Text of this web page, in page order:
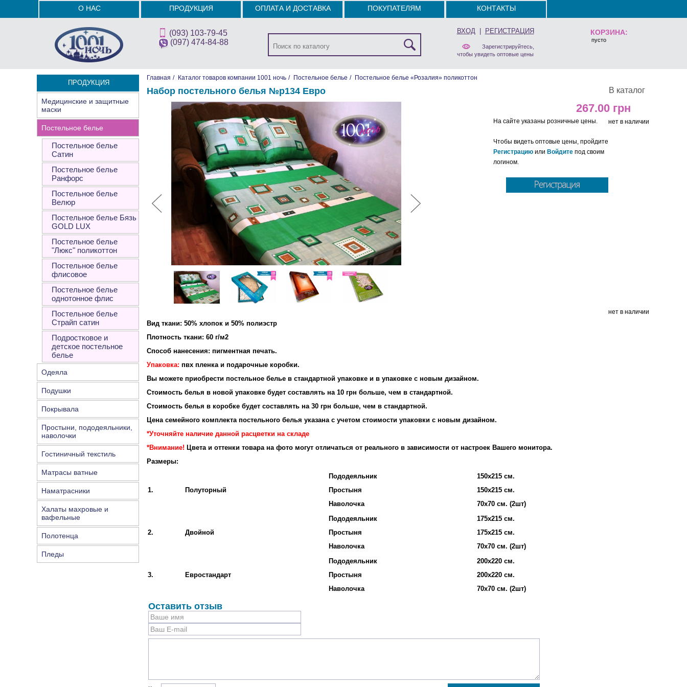
КОРЗИНА:
пусто
О НАС ПРОДУКЦИЯ ОПЛАТА И ДОСТАВКА ПОКУПАТЕЛЯМ КОНТАКТЫ
(093) 103-79-45
(097) 474-84-88
ВХОД| РЕГИСТРАЦИЯ
Зарегистрируйтесь,
чтобы увидеть оптовые цены
ПРОДУКЦИЯ
Медицинские и защитные
маски
Постельное белье
Постельное белье
Сатин
Постельное белье
Ранфорс
Постельное белье
Велюр
Постельное белье Бязь
GOLD LUX
Постельное белье
"Люкс" поликоттон
Постельное белье
флисовое
Постельное белье
однотонное флис
Постельное белье
Страйп сатин
Подростковое и
детское постельное
белье
Одеяла
Подушки
Покрывала
Простыни, пододеяльники,
наволочки
Гостиничный текстиль
Матрасы ватные
Наматрасники
Халаты махровые и
вафельные
Полотенца
Пледы
Главная / Каталог товаров компании 1001 ночь / Постельное белье / Постельное белье «Розалия» поликоттон
В каталог
Набор постельного белья №р134 Евро
267.00
нет в наличии
На сайте указаны розничные цены.
Чтобы видеть оптовые цены, пройдите
Регистрацию или Войдите под своим
логином.
нет в наличии
Вид ткани: 50% хлопок и 50% полиэстр
Плотность ткани: 60 г/м2
Способ нанесения: пигментная печать.
Упаковка: пвх пленка и подарочные коробки.
Вы можете приобрести постельное белье в стандартной упаковке и в упаковке с новым дизайном.
Стоимость белья в новой упаковке будет составлять на 10 грн больше, чем в стандартной.
Стоимость белья в коробке будет составлять на 30 грн больше, чем в стандартной.
Цена семейного комплекта постельного белья указана с учетом стоимости упаковки с новым дизайном.
*Уточняйте наличие данной расцветки на складе
*Внимание! Цвета и оттенки товара на фото могут отличаться от реального в зависимости от настроек Вашего монитора.
Размеры:
1. Полуторный
Пододеяльник
Простыня
Наволочка
150х215 см.
150х215 см.
70х70 см. (2шт)
2. Двойной
Пододеяльник
Простыня
Наволочка
175х215 см.
175х215 см.
70х70 см. (2шт)
3. Евростандарт
Пододеяльник
Простыня
Наволочка
200х220 см.
200х220 см.
70х70 см. (2шт)
Оставить отзыв